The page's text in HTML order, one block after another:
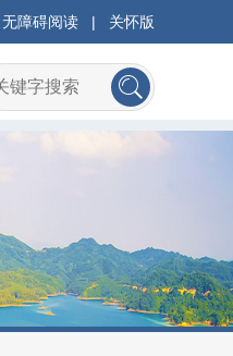
无障碍阅读 | 关怀版